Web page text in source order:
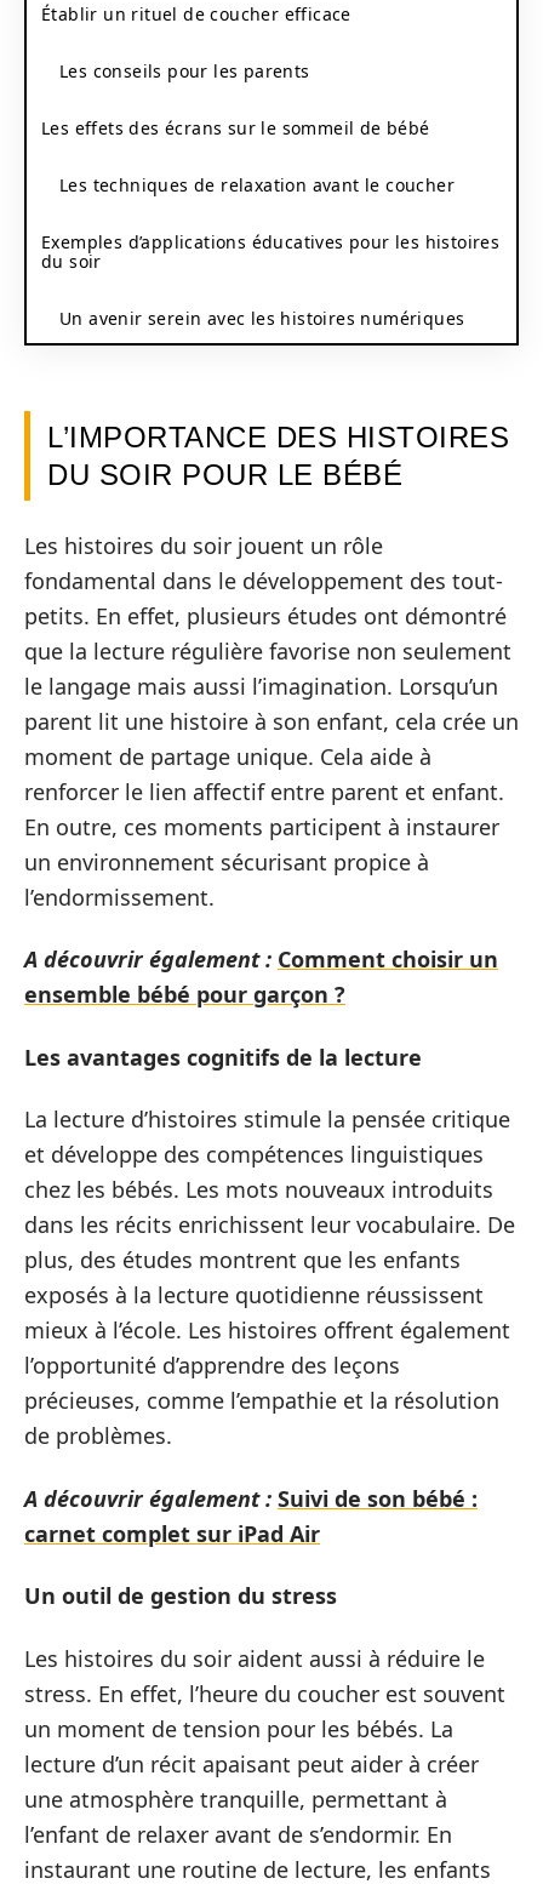
Établir un rituel de coucher efficace
Les conseils pour les parents
Les effets des écrans sur le sommeil de bébé
Les techniques de relaxation avant le coucher
Exemples d’applications éducatives pour les histoires
du soir
Un avenir serein avec les histoires numériques
L’IMPORTANCE DES HISTOIRES
DU SOIR POUR LE BÉBÉ
Les histoires du soir jouent un rôle
fondamental dans le développement des tout-
petits. En effet, plusieurs études ont démontré
que la lecture régulière favorise non seulement
le langage mais aussi l’imagination. Lorsqu’un
parent lit une histoire à son enfant, cela crée un
moment de partage unique. Cela aide à
renforcer le lien affectif entre parent et enfant.
En outre, ces moments participent à instaurer
un environnement sécurisant propice à
l’endormissement.
A découvrir également : Comment choisir un
ensemble bébé pour garçon ?
Les avantages cognitifs de la lecture
La lecture d’histoires stimule la pensée critique
et développe des compétences linguistiques
chez les bébés. Les mots nouveaux introduits
dans les récits enrichissent leur vocabulaire. De
plus, des études montrent que les enfants
exposés à la lecture quotidienne réussissent
mieux à l’école. Les histoires offrent également
l’opportunité d’apprendre des leçons
précieuses, comme l’empathie et la résolution
de problèmes.
A découvrir également : Suivi de son bébé :
carnet complet sur iPad Air
Un outil de gestion du stress
Les histoires du soir aident aussi à réduire le
stress. En effet, l’heure du coucher est souvent
un moment de tension pour les bébés. La
lecture d’un récit apaisant peut aider à créer
une atmosphère tranquille, permettant à
l’enfant de relaxer avant de s’endormir. En
instaurant une routine de lecture, les enfants